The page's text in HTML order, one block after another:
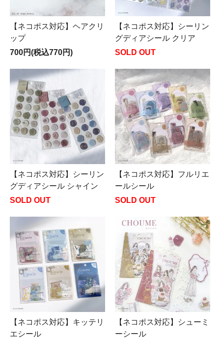
【ネコポス対応】ヘアクリ
ップ
700円(税込770円)
【ネコポス対応】シーリン
グディアシール クリア
SOLD OUT
【ネコポス対応】シーリン
グディアシール シャイン
SOLD OUT
【ネコポス対応】フルリエ
ールシール
SOLD OUT
【ネコポス対応】キッテリ
エシール
【ネコポス対応】シューミ
ーシール